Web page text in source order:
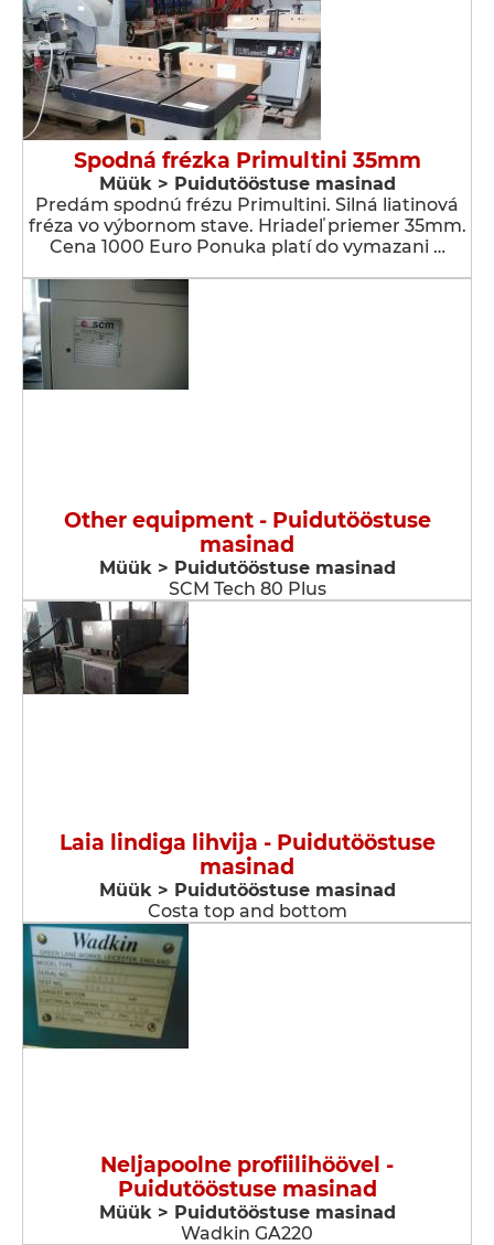
Spodná frézka Primultini 35mm
Müük > Puidutööstuse masinad
Predám spodnú frézu Primultini. Silná liatinová
fréza vo výbornom stave. Hriadeľ priemer 35mm.
Cena 1000 Euro Ponuka platí do vymazani …
Other equipment - Puidutööstuse
masinad
Müük > Puidutööstuse masinad
SCM Tech 80 Plus
Laia lindiga lihvija - Puidutööstuse
masinad
Müük > Puidutööstuse masinad
Costa top and bottom
Neljapoolne profiilihöövel -
Puidutööstuse masinad
Müük > Puidutööstuse masinad
Wadkin GA220